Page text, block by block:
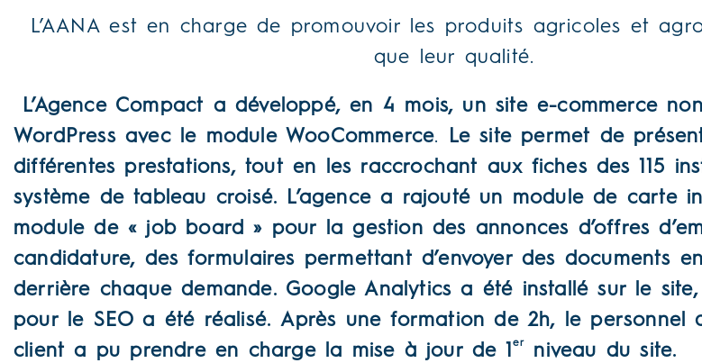
L’AANA est en charge de promouvoir les produits agricoles et
que leur qualité.
L’Agence Compact a développé, en 4 mois, un site e-commerce
WordPress avec le module WooCommerce.
Le site permet de
différentes prestations, tout en les raccrochant aux fiches des 115
système de tableau croisé.
L’agence a rajouté un module de carte
module de « job board » pour la gestion des annonces d’offres
candidature, des formulaires permettant d’envoyer des documents
derrière chaque demande. Google Analytics a été installé sur le site,
pour le SEO a été réalisé. Après une formation de 2h, le personnel
client a pu prendre en charge la mise à jour de 1
er niveau du site.